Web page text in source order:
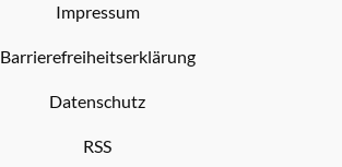
Impressum
Barrierefreiheitserklärung
Datenschutz
RSS